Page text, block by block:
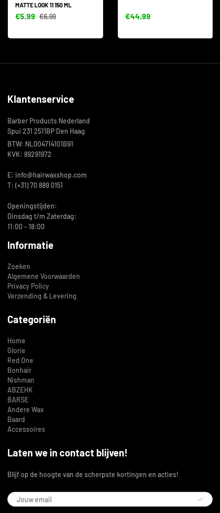
MATTE LOOK 11 150 ML
€5,99 €6,99 €44,99
Klantenservice
Barber Products Nederland
Spui 231 2511BP Den Haag
BTW: NL004714101B91
KVK: 89291972
E: info@hairwaxshop.com
T: (+31) 70 889 0151
Openingstijden:
Dinsdag t/m Zaterdag:
11:00 - 18:00
Informatie
Zoeken
Algemene Voorwaarden
Privacy Policy
Verzending & Levering
Categoriën
Home
Glorie
Red One
Bonhair
Nishman
ABZEHK
BARSE
Andere Wax
Baard
Accessoires
Laten we in contact blijven!
Blijf op de hoogte van de scherpste kortingen en acties!